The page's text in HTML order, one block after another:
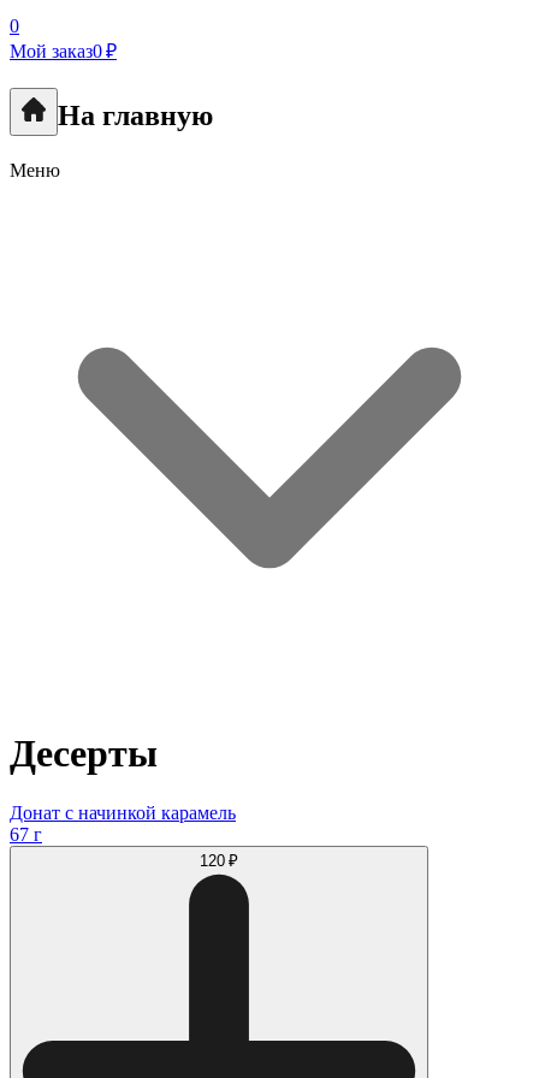
0
Мой заказ0 ₽
На главную
Меню
Десерты
Донат с начинкой карамель
67 г
120 ₽